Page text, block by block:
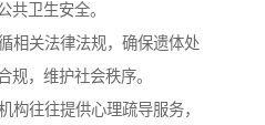
共卫生安全。
相关法律法规，确保遗体处
规，维护社会秩序。
构往往提供心理疏导服务，